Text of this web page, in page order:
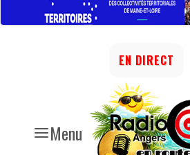
Menu
EN DIRECT